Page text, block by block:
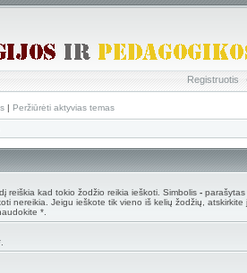
Registruotis
| Peržiūrėti aktyvias temas
reiškia kad tokio žodžio reikia ieškoti. Simbolis - parašytas
nereikia. Jeigu ieškote tik vieno iš kelių žodžių, atskirkite
*.